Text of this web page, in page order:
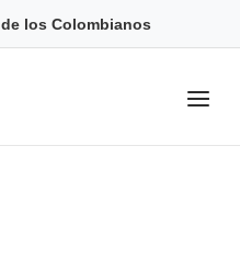
los Colombianos
Menu